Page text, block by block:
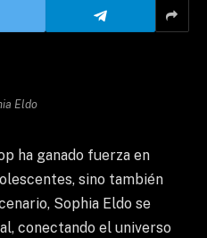
Eldo
ha ganado fuerza en
sino también
Sophia Eldo se
conectando el universo